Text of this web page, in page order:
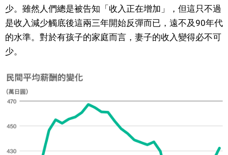
東京
編輯部通知
少。雖然人們總是被告知「收入正在增加」，但這只不過
是收入減少觸底後這兩三年開始反彈而已，遠不及90年代
的水準。對於有孩子的家庭而言，妻子的收入變得必不可
少。